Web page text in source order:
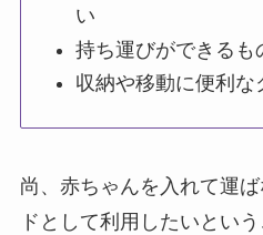
い
持ち運びができるも
収納や移動に便利
尚、赤ちゃんを入れて運
ドとして利用したいとい